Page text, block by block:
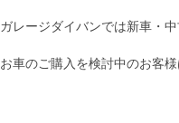
ガレージダイバンでは新車・
お車のご購入を検討中のお客